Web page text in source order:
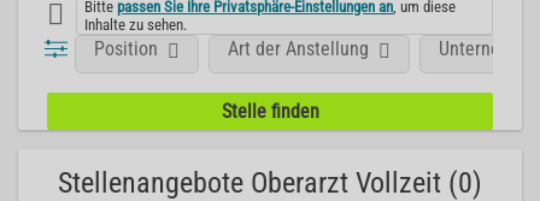
Bittepassen Sie Ihre Privatsphäre-Einstellungen an , um diese
Inhalte zu sehen.
Position Art der Anstellung
Stellenangebote Oberarzt Vollzeit (0)